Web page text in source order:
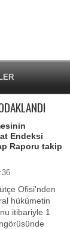
Endeksi
Raporu takip
Ofisi'nden
hükümetin
itibariyle 1